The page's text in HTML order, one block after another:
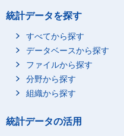
統計データを探す
すべてから探す
データベースから探す
ファイルから探す
分野から探す
組織から探す
統計データの活用